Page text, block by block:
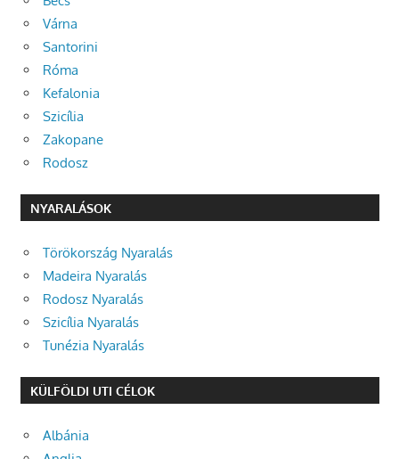
Várna
Santorini
Róma
Kefalonia
Szicília
Zakopane
Rodosz
NYARALÁSOK
Törökország Nyaralás
Madeira Nyaralás
Rodosz Nyaralás
Szicília Nyaralás
Tunézia Nyaralás
KÜLFÖLDI UTI CÉLOK
Albánia